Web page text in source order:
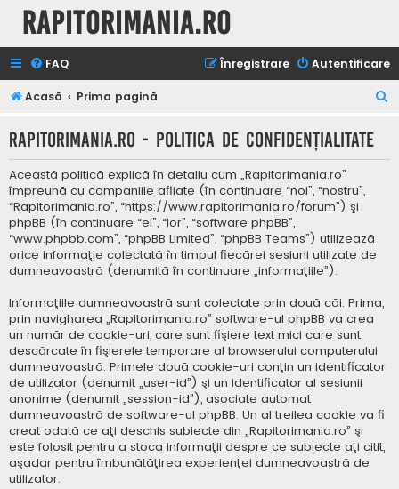
Rapitorimania.ro
FAQ Autentificare
Înregistrare
Acasă Prima pagină
t
Rapitorimania.ro - Politica de confidenţialitate
Această politică explică în detaliu cum „Rapitorimania.ro”
împreună cu companiile afliate (în continuare “noi”, “nostru”,
“Rapitorimania.ro”, “https://www.rapitorimania.ro/forum”) şi
phpBB (în continuare “ei”, “lor”, “software phpBB”,
“www.phpbb.com”, “phpBB Limited”, “phpBB Teams”) utilizează
orice informaţie colectată în timpul fiecărei sesiuni utilizate de
dumneavoastră (denumită în continuare „informaţiile”).
Informaţiile dumneavoastră sunt colectate prin două căi. Prima,
prin navigharea „Rapitorimania.ro” software-ul phpBB va crea
un număr de cookie-uri, care sunt fişiere text mici care sunt
descărcate în fişierele temporare al browserului computerului
dumneavoastră. Primele două cookie-uri conţin un identificator
de utilizator (denumit „user-id”) şi un identificator al sesiunii
anonime (denumit „session-id”), asociate automat
dumneavoastră de software-ul phpBB. Un al treilea cookie va fi
creat odată ce aţi deschis subiecte din „Rapitorimania.ro” şi
este folosit pentru a stoca informaţii despre ce subiecte aţi citit,
aşadar pentru îmbunătăţirea experienţei dumneavoastră de
utilizator.